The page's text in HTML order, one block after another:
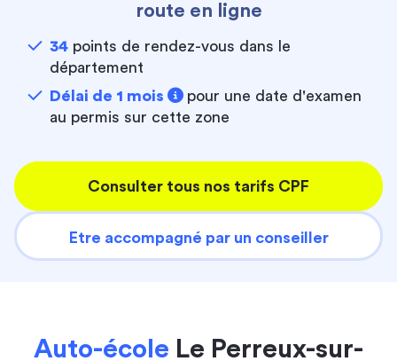
route en ligne
34 points de rendez-vous dans le
département
Délai de 1 mois
pour une date d'examen
au permis sur cette zone
Consulter tous nos tarifs CPF
Etre accompagné par un conseiller
Auto-école Le Perreux-sur-